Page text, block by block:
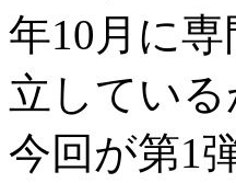
年10月に
立してい
今回が第1